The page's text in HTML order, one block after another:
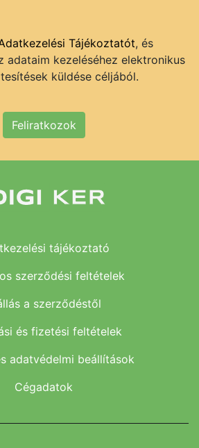
Tájékoztatót, és
adataim kezeléséhez elektronikus
küldése céljából.
Feliratkozok
tájékoztató
szerződési feltételek
a szerződéstől
és fizetési feltételek
adatvédelmi beállítások
Cégadatok